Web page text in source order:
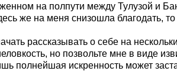
на полпути между Тулузой и
же на меня снизошла благодать, то
рассказывать о себе на
но позвольте мне в виде
полнейшая искренность может